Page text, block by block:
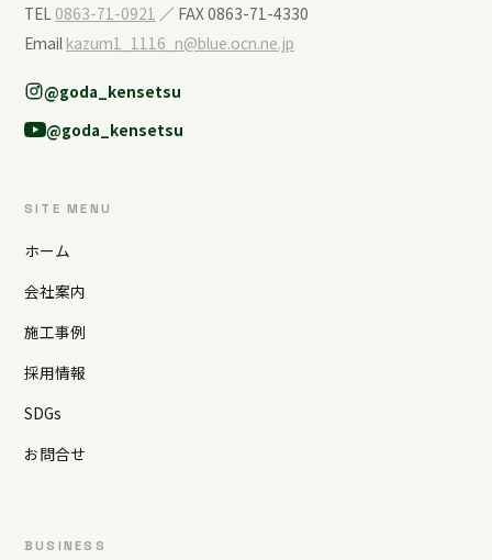
TEL 0863-71-0921 ／ FAX 0863-71-4330
Email kazum1_1116_n@blue.ocn.ne.jp
@goda_kensetsu
@goda_kensetsu
SITE MENU
ホーム
会社案内
施工事例
採用情報
SDGs
お問合せ
BUSINESS